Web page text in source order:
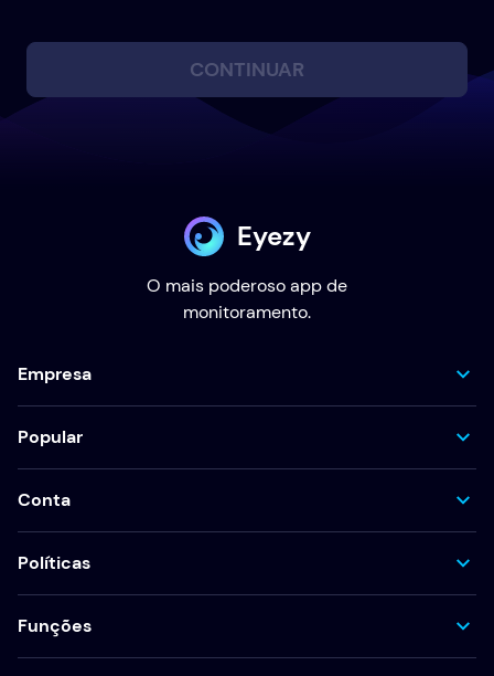
CONTINUAR
Eyezy
O mais poderoso app de
monitoramento.
Empresa
Popular
Conta
Políticas
Funções